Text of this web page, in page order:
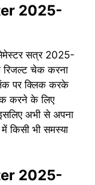
2025-
सत्र 2025-
रिजल्ट चेक करना
पर क्लिक करके
करने के लिए
अभी से अपना
किसी भी समस्या
2025-